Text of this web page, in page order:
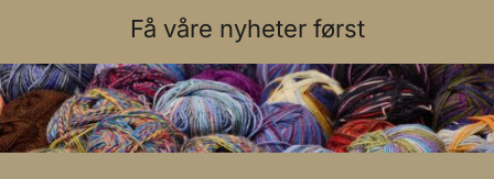
Få våre nyheter først